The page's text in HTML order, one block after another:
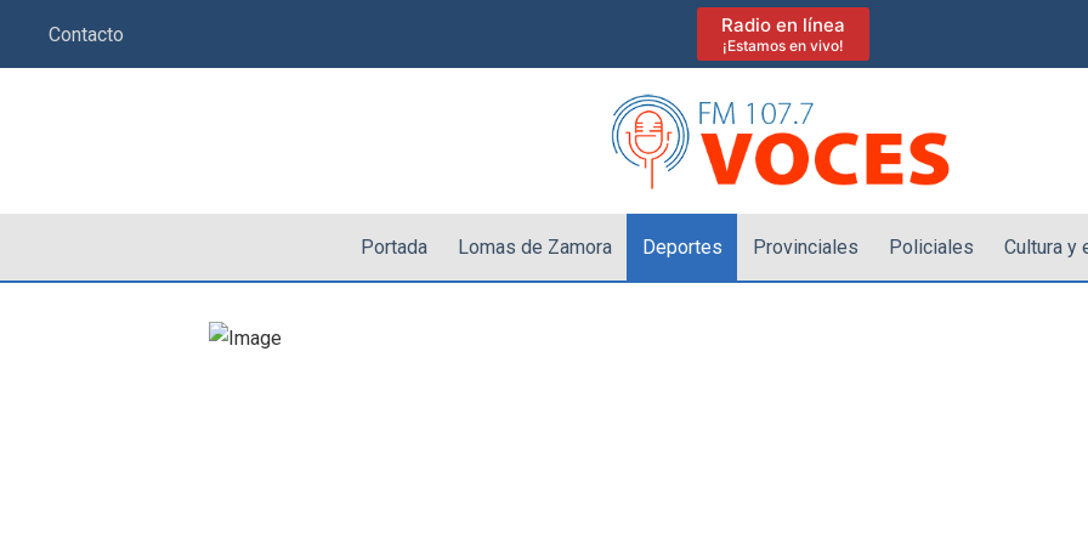
Contacto Radio en línea
¡Estamos en vivo!
Portada Lomas de Zamora Deportes Provinciales Policiales Cultura y